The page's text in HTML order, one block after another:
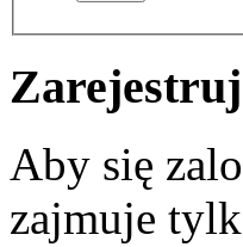
Zarejestruj
Aby się
zajmuje